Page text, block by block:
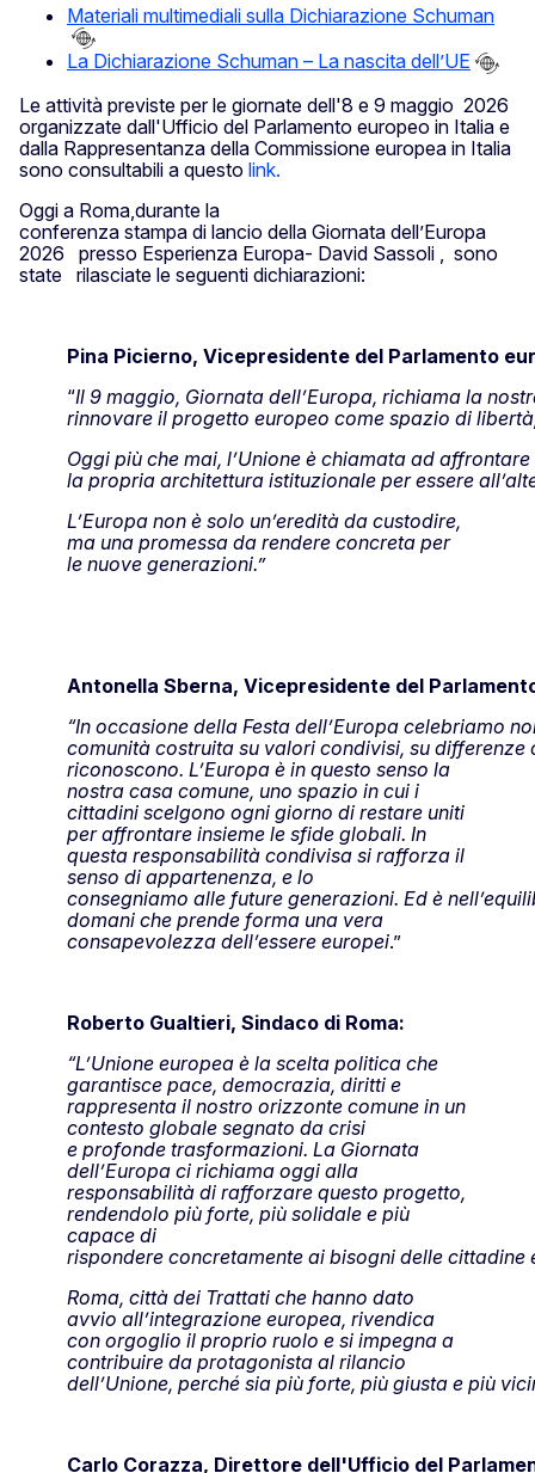
Materiali multimediali sulla Dichiarazione Schuman
La Dichiarazione Schuman – La nascita dell’UE
Le attività previste per le giornate dell'8 e 9 maggio 2026
organizzate dall'Ufficio del Parlamento europeo in Italia e
dalla Rappresentanza della Commissione europea in Italia
sono consultabili a questo link.
Oggi a Roma,durante la
conferenza stampa di lancio della Giornata dell’Europa
2026 presso Esperienza Europa- David Sassoli , sono
state rilasciate le seguenti dichiarazioni:
Pina Picierno, Vicepresidente del Parlamento
“Il 9 maggio, Giornata dell’Europa, richiama la
rinnovare il progetto europeo come spazio di
Oggi più che mai, l’Unione è chiamata ad
la propria architettura istituzionale per essere
L’Europa non è solo un’eredità da custodire,
ma una promessa da rendere concreta per
le nuove generazioni.”
Antonella Sberna, Vicepresidente del
“In occasione della Festa dell’Europa celebriamo
comunità costruita su valori condivisi, su differenze
riconoscono. L’Europa è in questo senso la
nostra casa comune, uno spazio in cui i
cittadini scelgono ogni giorno di restare uniti
per affrontare insieme le sfide globali. In
questa responsabilità condivisa si rafforza il
senso di appartenenza, e lo
consegniamo alle future generazioni. Ed è
domani che prende forma una vera
consapevolezza dell’essere europei.”
Roberto Gualtieri, Sindaco di Roma:
“L’Unione europea è la scelta politica che
garantisce pace, democrazia, diritti e
rappresenta il nostro orizzonte comune in un
contesto globale segnato da crisi
e profonde trasformazioni. La Giornata
dell’Europa ci richiama oggi alla
responsabilità di rafforzare questo progetto,
rendendolo più forte, più solidale e più
capace di
rispondere concretamente ai bisogni delle cittadine
Roma, città dei Trattati che hanno dato
avvio all’integrazione europea, rivendica
con orgoglio il proprio ruolo e si impegna a
contribuire da protagonista al rilancio
dell’Unione, perché sia più forte, più giusta e più
Carlo Corazza, Direttore dell'Ufficio del